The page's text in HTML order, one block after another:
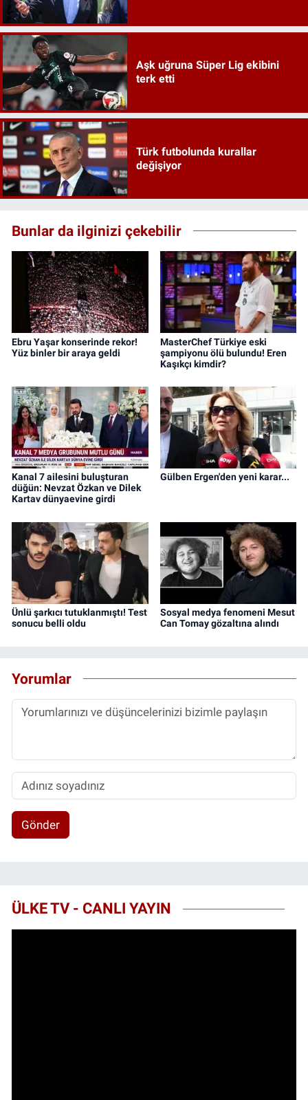
Aşk uğruna Süper Lig ekibini
terk etti
Türk futbolunda kurallar
değişiyor
Bunlar da ilginizi çekebilir
Ebru Yaşar konserinde rekor!
Yüz binler bir araya geldi
MasterChef Türkiye eski
şampiyonu ölü bulundu! Eren
Kaşıkçı kimdir?
Kanal 7 ailesini buluşturan
düğün: Nevzat Özkan ve Dilek
Kartav dünyaevine girdi
Gülben Ergen'den yeni karar...
Ünlü şarkıcı tutuklanmıştı! Test
sonucu belli oldu
Sosyal medya fenomeni Mesut
Can Tomay gözaltına alındı
Yorumlar
Gönder
ÜLKE TV - CANLI YAYIN